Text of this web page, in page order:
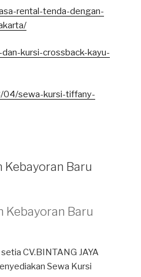
rental-tenda-dengan-
kursi-crossback-kayu-
04/sewa-kursi-tiffany-
Kebayoran Baru
Kebayoran Baru
CV.BINTANG JAYA
Sewa Kursi